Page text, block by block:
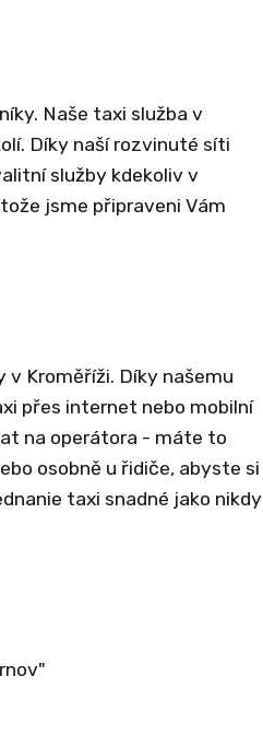
Naše taxi služba v
Díky naší rozvinuté síti
služby kdekoliv v
jsme připraveni Vám
Kroměříži. Díky našemu
přes internet nebo mobilní
na operátora - máte to
osobně u řidiče, abyste si
taxi snadné jako nikdy